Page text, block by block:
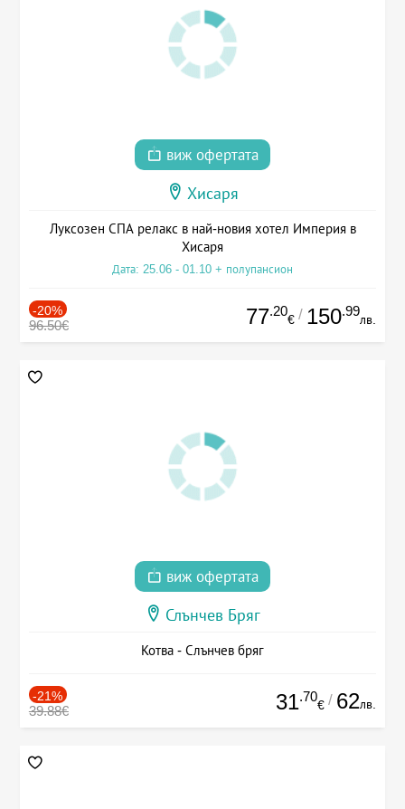
виж офертата
Хисаря
Луксозен СПА релакс в най-новия хотел Империя в
Хисаря
Дата: 25.06 - 01.10 + полупансион
-20%
96.50€ 77.20
€ / 150.99
лв.
виж офертата
Слънчев Бряг
Котва - Слънчев бряг
-21%
39.88€ 31.70
€ / 62лв.